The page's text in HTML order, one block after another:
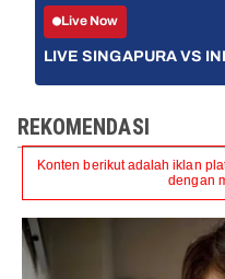
Live Now
LIVE SINGAPURA VS